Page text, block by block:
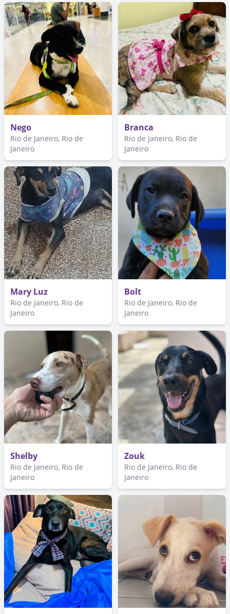
Nego
Rio de Janeiro, Rio de
Janeiro
Branca
Rio de Janeiro, Rio de
Janeiro
Mary Luz
Rio de Janeiro, Rio de
Janeiro
Bolt
Rio de Janeiro, Rio de
Janeiro
Shelby
Rio de Janeiro, Rio de
Janeiro
Zouk
Rio de Janeiro, Rio de
Janeiro